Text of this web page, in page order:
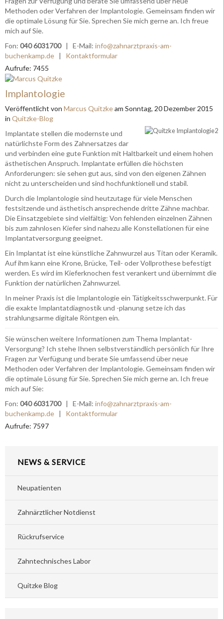
Methoden oder Verfahren der Implantologie. Gemeinsam finden wir
die optimale Lösung für Sie. Sprechen Sie mich gerne an. Ich freue
mich auf Sie.
Fon: 040 6031700| E-Mail: info@zahnarztpraxis-am-
buchenkamp.de | Kontaktformular
Aufrufe: 7455
Implantologie
Veröffentlicht von Marcus Quitzkeam Sonntag, 20 Dezember 2015
in Quitzke-Blog
Implantate stellen die modernste und
natürlichste Form des Zahnersatzes dar
und verbinden eine gute Funktion mit Haltbarkeit und einem hohen
ästhetischen Anspruch. Implantate erfüllen die höchsten
Anforderungen: sie sehen gut aus, sind von den eigenen Zähnen
nicht zu unterscheiden und sind hochfunktionell und stabil.
Durch die Implantologie sind heutzutage für viele Menschen
festsitzende und ästhetisch ansprechende dritte Zähne machbar.
Die Einsatzgebiete sind vielfältig: Von fehlenden einzelnen Zähnen
bis zum zahnlosen Kiefer sind nahezu alle Konstellationen für eine
Implantatversorgung geeignet.
Ein Implantat ist eine künstliche Zahnwurzel aus Titan oder Keramik.
Auf ihm kann eine Krone, Brücke, Teil- oder Vollprothese befestigt
werden. Es wird im Kieferknochen fest verankert und übernimmt die
Funktion der natürlichen Zahnwurzel.
In meiner Praxis ist die Implantologie ein Tätigkeitsschwerpunkt. Für
die exakte Implantatdiagnostik und -planung setze ich das
strahlungsarme digitale Röntgen ein.
Sie wünschen weitere Informationen zum Thema Implantat-
Versorgung? Ich stehe Ihnen selbstverständlich persönlich für Ihre
Fragen zur Verfügung und berate Sie umfassend über neue
Methoden oder Verfahren der Implantologie. Gemeinsam finden wir
die optimale Lösung für Sie. Sprechen Sie mich gerne an. Ich freue
mich auf Sie:
Fon: 040 6031700| E-Mail: info@zahnarztpraxis-am-
buchenkamp.de | Kontaktformular
Aufrufe: 7597
NEWS & SERVICE
Neupatienten
Zahnärztlicher Notdienst
Rückrufservice
Zahntechnisches Labor
Quitzke Blog